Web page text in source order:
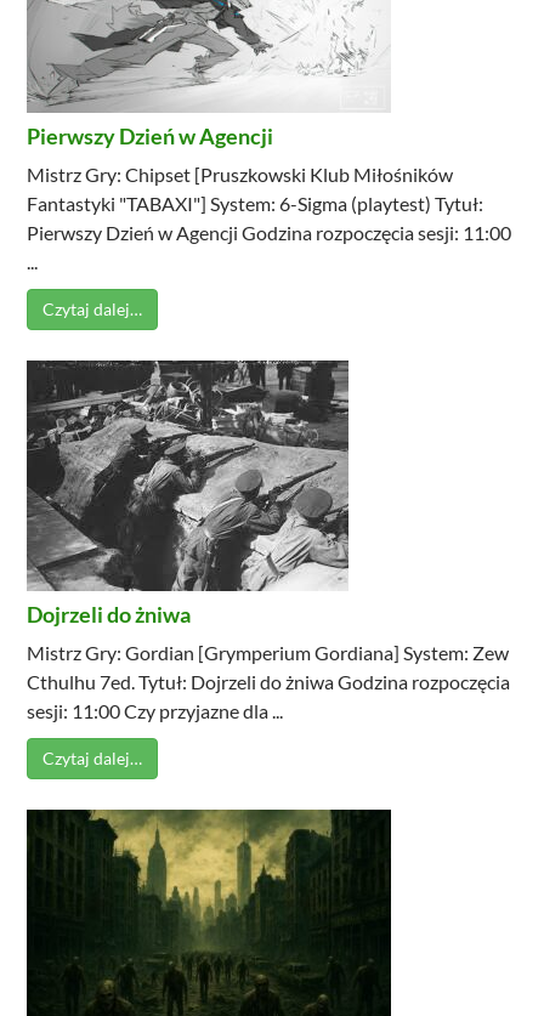
Pierwszy Dzień w Agencji
Mistrz Gry: Chipset [Pruszkowski Klub Miłośników
Fantastyki "TABAXI"] System: 6-Sigma (playtest) Tytuł:
Pierwszy Dzień w Agencji Godzina rozpoczęcia sesji: 11:00
Czytaj dalej…
Dojrzeli do żniwa
Mistrz Gry: Gordian [Grymperium Gordiana] System: Zew
Cthulhu 7ed. Tytuł: Dojrzeli do żniwa Godzina rozpoczęcia
sesji: 11:00 Czy przyjazne dla ...
Czytaj dalej…